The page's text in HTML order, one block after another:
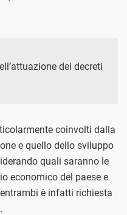
dei decreti
coinvolti dalla
e quello dello sviluppo
quali saranno le
economico del paese e
è infatti richiesta